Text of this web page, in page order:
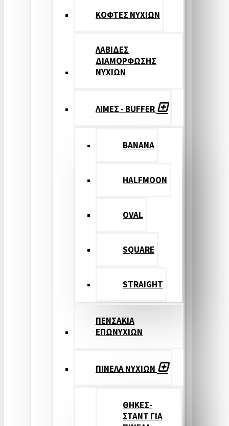
ΚΟΦΤΕΣ ΝΥΧΙΩΝ
ΛΑΒΙΔΕΣ
ΔΙΑΜΟΡΦΩΣΗΣ
ΝΥΧΙΩΝ
ΛΙΜΕΣ - BUFFER
BANANA
HALFMOON
OVAL
SQUARE
STRAIGHT
ΠΕΝΣΑΚΙΑ
ΕΠΩΝΥΧΙΩΝ
ΠΙΝΕΛΑ ΝΥΧΙΩΝ
ΘΗΚΕΣ-
ΣΤΑΝΤ ΓΙΑ